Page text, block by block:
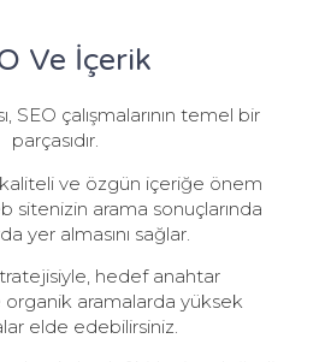
Ve İçerik
SEO çalışmalarının temel bir
parçasıdır.
ve özgün içeriğe önem
sitenizin arama sonuçlarında
yer almasını sağlar.
hedef anahtar
aramalarda yüksek
elde edebilirsiniz.